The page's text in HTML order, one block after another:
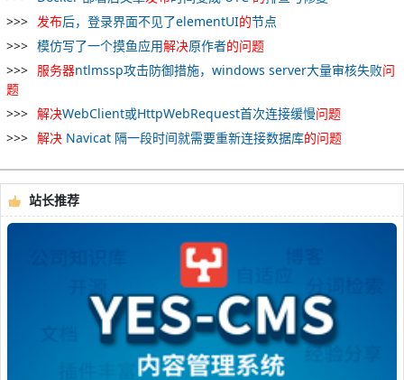
发布后，登录界面不见了elementUI的节点
模仿写了一个摸鱼应用解决原作者的问题
服务器ntlmssp攻击防御措施，windows server大量审核失败问
题
解决WebClient或HttpWebRequest首次连接缓慢问题
解决 Navicat 隔一段时间就需要重新连接数据库的问题
站长推荐